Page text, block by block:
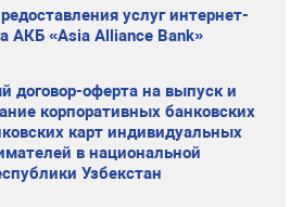
услуг интернет-
АКБ «Asia Alliance Bank»
договор-оферта на выпуск и
корпоративных банковских
карт индивидуальных
в национальной
Узбекстан